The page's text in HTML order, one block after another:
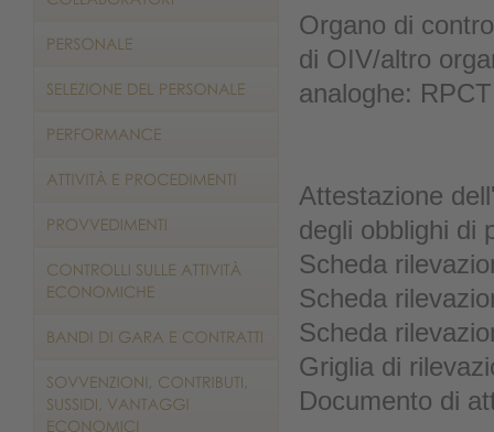
Organo di
di OIV/altro
analoghe:
Attestazione
degli obblighi di
Scheda
Scheda
Scheda
Griglia di
Documento di